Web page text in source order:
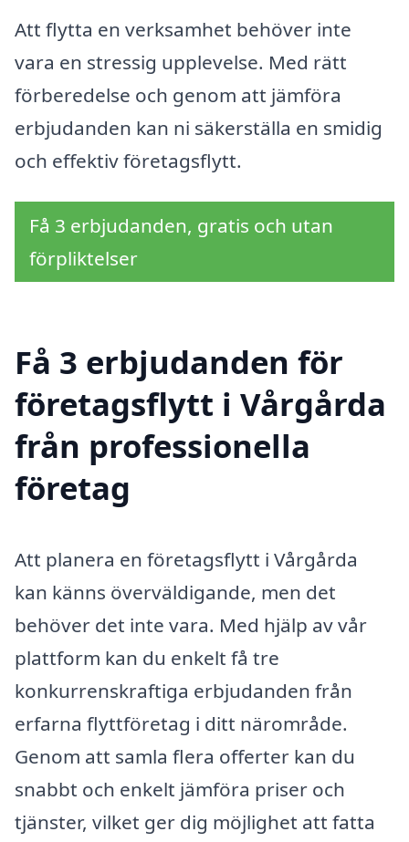
Att flytta en verksamhet behöver inte
vara en stressig upplevelse. Med rätt
förberedelse och genom att jämföra
erbjudanden kan ni säkerställa en smidig
och effektiv företagsflytt.
Få 3 erbjudanden, gratis och utan
förpliktelser
Få 3 erbjudanden för
företagsflytt i Vårgårda
från professionella
företag
Att planera en företagsflytt i Vårgårda
kan känns överväldigande, men det
behöver det inte vara. Med hjälp av vår
plattform kan du enkelt få tre
konkurrenskraftiga erbjudanden från
erfarna flyttföretag i ditt närområde.
Genom att samla flera offerter kan du
snabbt och enkelt jämföra priser och
tjänster, vilket ger dig möjlighet att fatta